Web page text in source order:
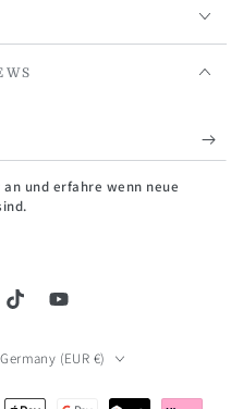
und erfahre wenn neue
TikTokYouTube
Germany (EUR €)